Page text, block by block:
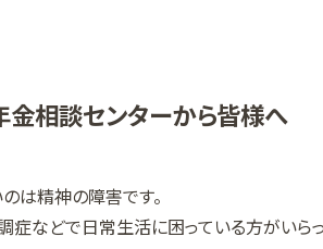
金相談センターから皆様へ
は精神の障害です。
症などで日常生活に困っている方がいら